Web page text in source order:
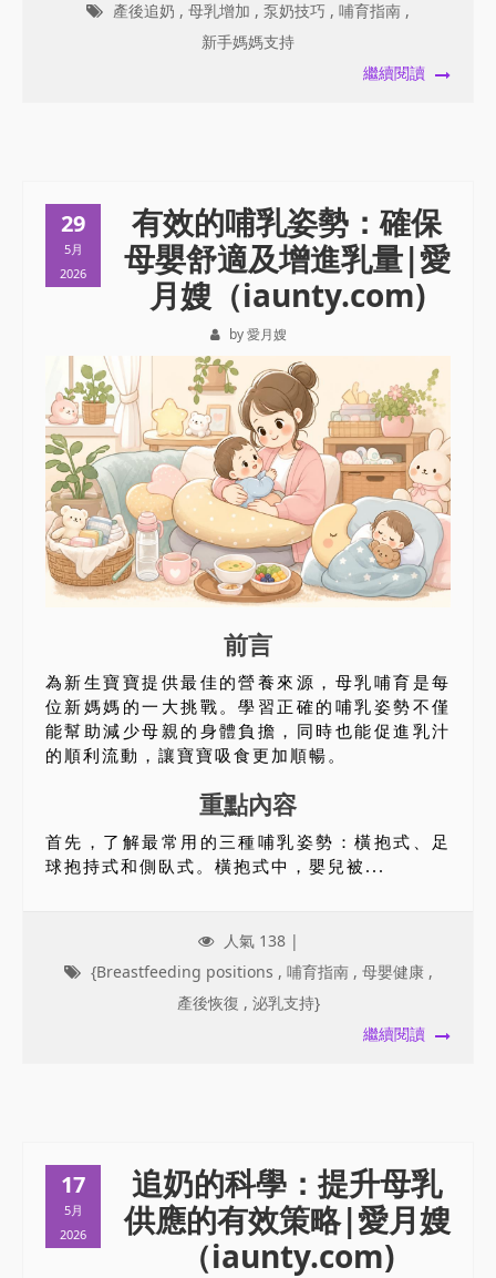
產後追奶 , 母乳增加 , 泵奶技巧 , 哺育指南 ,
新手媽媽支持
繼續閱讀
29
5月
2026
有效的哺乳姿勢：確保
母嬰舒適及增進乳量|愛
月嫂（iaunty.com)
by 愛月嫂
前言
為新生寶寶提供最佳的營養來源，母乳哺育是每
位新媽媽的一大挑戰。學習正確的哺乳姿勢不僅
能幫助減少母親的身體負擔，同時也能促進乳汁
的順利流動，讓寶寶吸食更加順暢。
重點內容
首先，了解最常用的三種哺乳姿勢：橫抱式、足
球抱持式和側臥式。橫抱式中，嬰兒被...
人氣 138 |
{Breastfeeding positions , 哺育指南 , 母嬰健康 ,
產後恢復 , 泌乳支持}
繼續閱讀
17
5月
2026
追奶的科學：提升母乳
供應的有效策略|愛月嫂
（iaunty.com)